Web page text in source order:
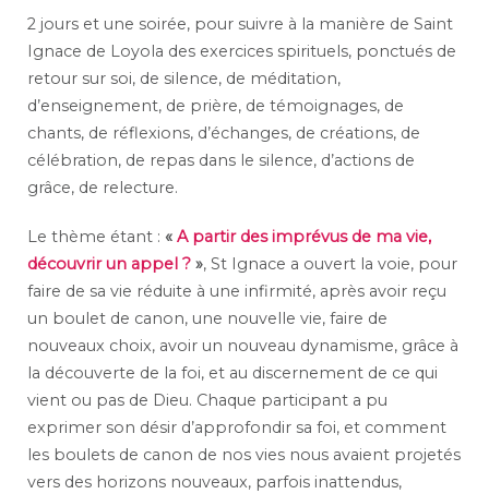
2 jours et une soirée, pour suivre à la manière de Saint
Ignace de Loyola des exercices spirituels, ponctués de
retour sur soi, de silence, de méditation,
d’enseignement, de prière, de témoignages, de
chants, de réflexions, d’échanges, de créations, de
célébration, de repas dans le silence, d’actions de
grâce, de relecture.
Le thème étant : « A partir des imprévus de ma vie,
découvrir un appel ? », St Ignace a ouvert la voie, pour
faire de sa vie réduite à une infirmité, après avoir reçu
un boulet de canon, une nouvelle vie, faire de
nouveaux choix, avoir un nouveau dynamisme, grâce à
la découverte de la foi, et au discernement de ce qui
vient ou pas de Dieu. Chaque participant a pu
exprimer son désir d’approfondir sa foi, et comment
les boulets de canon de nos vies nous avaient projetés
vers des horizons nouveaux, parfois inattendus,